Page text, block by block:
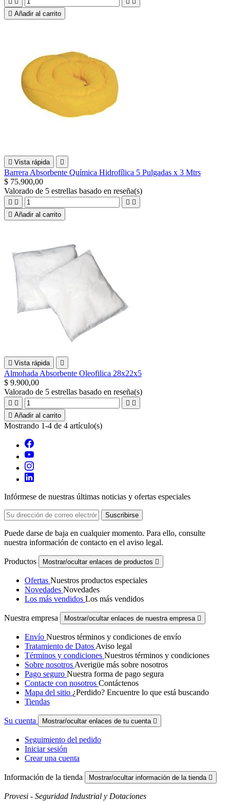
 Añadir al carrito
 Vista rápida 
Barrera Absorbente Química Hidrofílica 5 Pulgadas x 3 Mtrs
$ 75.900,00
Valorado de 5 estrellas basado en reseña(s)
   
 Añadir al carrito
 Vista rápida 
Almohada Absorbente Oleofilica 28x22x5
$ 9.900,00
Valorado de 5 estrellas basado en reseña(s)
   
 Añadir al carrito
Mostrando 1-4 de 4 artículo(s)
Infórmese de nuestras últimas noticias y ofertas especiales
Puede darse de baja en cualquier momento. Para ello, consulte
nuestra información de contacto en el aviso legal.
Productos Mostrar/ocultar enlaces de productos 
Ofertas Nuestros productos especiales
Novedades Novedades
Los más vendidos Los más vendidos
Nuestra empresa Mostrar/ocultar enlaces de nuestra empresa 
Envío Nuestros términos y condiciones de envío
Tratamiento de Datos Aviso legal
Términos y condiciones Nuestros términos y condiciones
Sobre nosotros Averigüe más sobre nosotros
Pago seguro Nuestra forma de pago segura
Contacte con nosotros Contáctenos
Mapa del sitio ¿Perdido? Encuentre lo que está buscando
Tiendas
Su cuenta Mostrar/ocultar enlaces de tu cuenta 
Seguimiento del pedido
Iniciar sesión
Crear una cuenta
Información de la tienda Mostrar/ocultar información de la tienda 
Provesi - Seguridad Industrial y Dotaciones